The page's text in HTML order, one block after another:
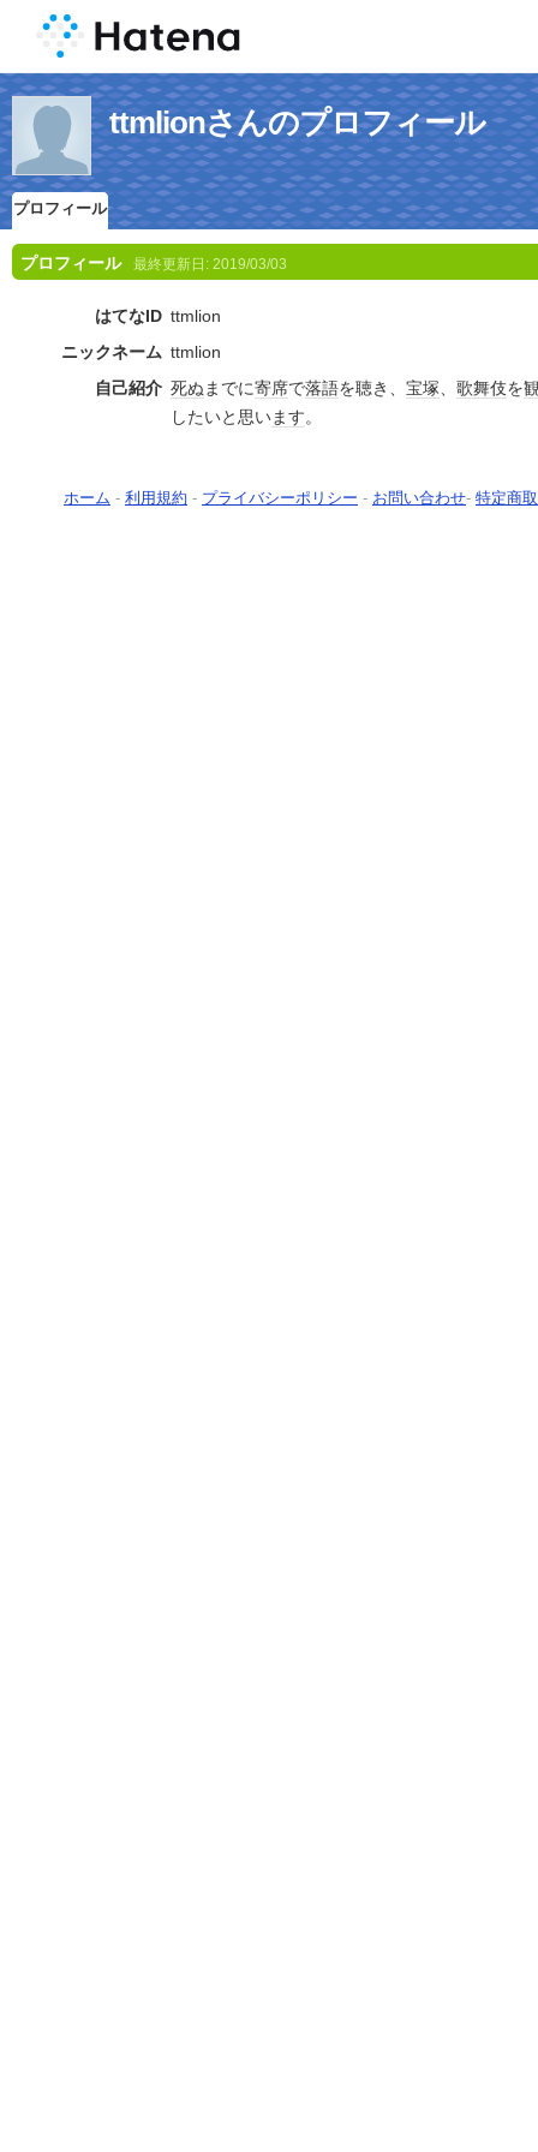
ttmlionさんのプロフィール
プロフィール
プロフィール 最終更新日: 2019/03/03
はてなID ttmlion
ニックネーム ttmlion
自己紹介 死ぬまでに寄席で落語を聴き、 宝塚、 歌舞伎を
したいと思います。
ホーム - 利用規約 - プライバシーポリシー - お問い合わせ- 特定商